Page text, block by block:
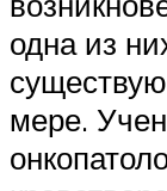
одна из
мере.